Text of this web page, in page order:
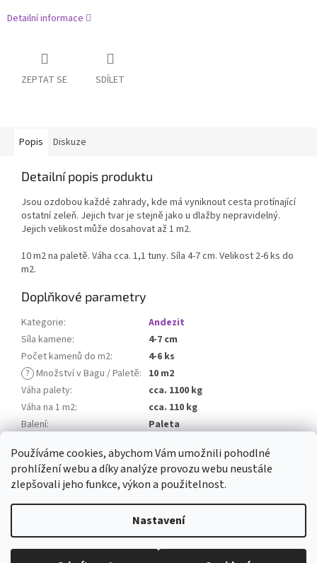
Používáme cookies, abychom Vám umožnili pohodlné
prohlížení webu a díky analýze provozu webu neustále
zlepšovali jeho funkce, výkon a použitelnost.
Nastavení
Detailní informace
ZEPTAT SE SDÍLET
Popis Diskuze
Detailní popis produktu
Jsou ozdobou každé zahrady, kde má vyniknout cesta protínající
ostatní zeleň. Jejich tvar je stejně jako u dlažby nepravidelný.
Jejich velikost může dosahovat až 1 m2.
10 m2 na paletě. Váha cca. 1,1 tuny. Síla 4-7 cm. Velikost 2-6 ks do
m2.
Doplňkové parametry
Kategorie:
Andezit
Síla kamene:
4-7 cm
Počet kamenů do m2:
4-6 ks
? Množství v Bagu / Paletě: 10 m2
Váha palety:
cca. 1100 kg
Váha na 1 m2:
cca. 110 kg
Balení:
Paleta
Copyright 2026Dolfi Stone. Všechna práva vyhrazena.Upravit